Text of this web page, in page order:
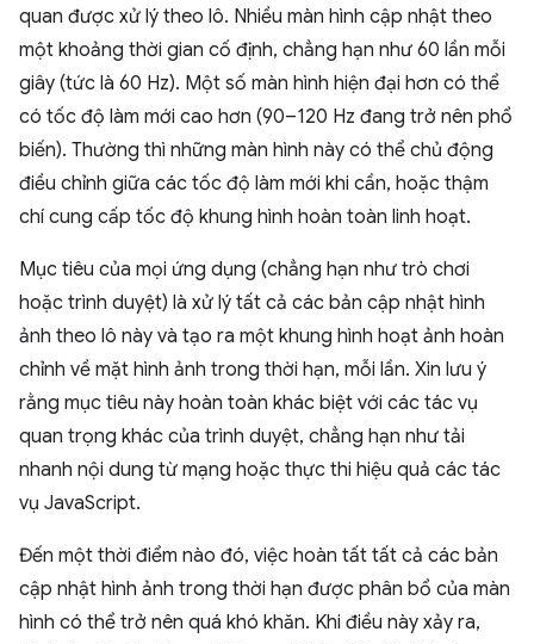
quan được xử lý theo lô. Nhiều màn hình cập nhật theo
một khoảng thời gian cố định, chẳng hạn như 60 lần mỗi
giây (tức là 60 Hz). Một số màn hình hiện đại hơn có thể
có tốc độ làm mới cao hơn (90–120 Hz đang trở nên phổ
biến). Thường thì những màn hình này có thể chủ động
điều chỉnh giữa các tốc độ làm mới khi cần, hoặc thậm
chí cung cấp tốc độ khung hình hoàn toàn linh hoạt.
Mục tiêu của mọi ứng dụng (chẳng hạn như trò chơi
hoặc trình duyệt) là xử lý tất cả các bản cập nhật hình
ảnh theo lô này và tạo ra một khung hình hoạt ảnh hoàn
chỉnh về mặt hình ảnh trong thời hạn, mỗi lần. Xin lưu ý
rằng mục tiêu này hoàn toàn khác biệt với các tác vụ
quan trọng khác của trình duyệt, chẳng hạn như tải
nhanh nội dung từ mạng hoặc thực thi hiệu quả các tác
vụ JavaScript.
Đến một thời điểm nào đó, việc hoàn tất tất cả các bản
cập nhật hình ảnh trong thời hạn được phân bổ của màn
hình có thể trở nên quá khó khăn. Khi điều này xảy ra,